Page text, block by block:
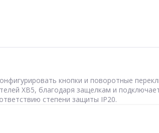
кнопки и поворотные
XB5, благодаря защелкам и
степени защиты IP20.